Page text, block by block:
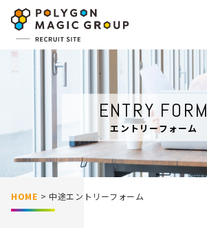
ENTRY FORM
エントリーフォーム
HOME > 中途エントリーフォーム